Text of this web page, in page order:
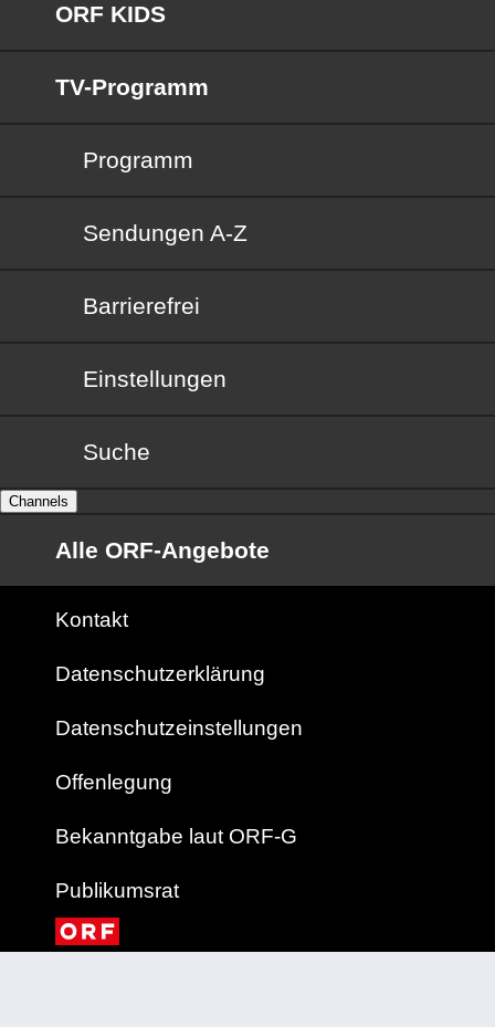
ORF KIDS
TV-Programm
Programm
Sendungen von A bis Z
Sendungen A-Z
Barrierefrei
Barrierefrei
Einstellungen
Suche
Channels
Alle ORF-Angebote
Kontakt
Datenschutzerklärung
Datenschutzeinstellungen
Offenlegung
Bekanntgabe laut ORF-G
Publikumsrat